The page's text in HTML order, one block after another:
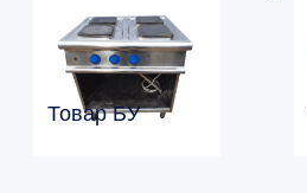
Товар БУ